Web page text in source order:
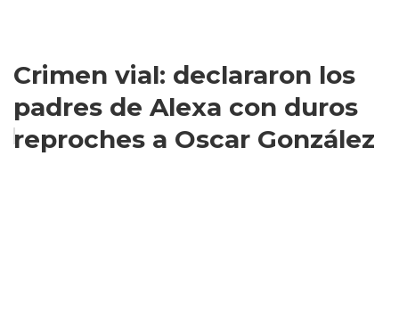
Crimen vial: declararon los
padres de Alexa con duros
reproches a Oscar González